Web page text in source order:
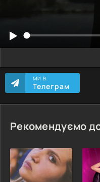
МИ В
Телеграм
Рекомендуємо